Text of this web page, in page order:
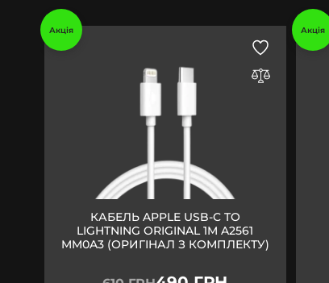
Акція
КАБЕЛЬ APPLE USB-C TO
LIGHTNING ORIGINAL 1M A2561
MM0A3 (ОРИГІНАЛ З КОМПЛЕКТУ)
Акція